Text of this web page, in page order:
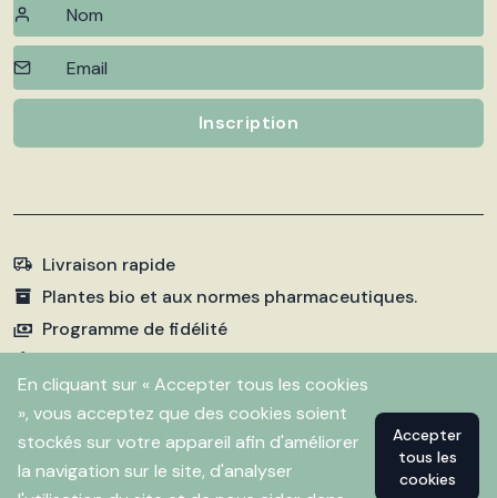
En cliquant sur « Accepter tous les cookies
», vous acceptez que des cookies soient
stockés sur votre appareil afin d'améliorer
la navigation sur le site, d'analyser
Accepter
tous les
cookies
Inscription
Livraison rapide
Plantes bio et aux normes pharmaceutiques.
Programme de fidélité
Paiements sécurisés
2026 Pharmacie Fleurentin. Propulsé par Flitbix.com